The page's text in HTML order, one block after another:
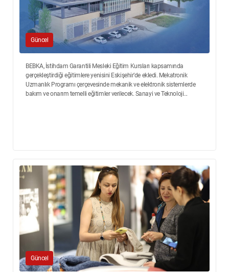
Güncel
BEBKA, İstihdam Garantili Mesleki Eğitim Kursları kapsamında
gerçekleştirdiği eğitimlere yenisini Eskişehir’de ekledi. Mekatronik
Uzmanlık Programı çerçevesinde mekanik ve elektronik sistemlerde
bakım ve onarım temelli eğitimler verilecek. Sanayi ve Teknoloji...
Güncel